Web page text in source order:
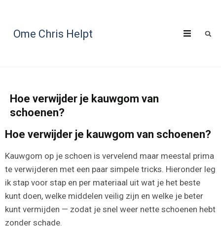
Ome Chris Helpt
Hoe verwijder je kauwgom van
schoenen?
Hoe verwijder je kauwgom van schoenen?
Kauwgom op je schoen is vervelend maar meestal prima
te verwijderen met een paar simpele tricks. Hieronder leg
ik stap voor stap en per materiaal uit wat je het beste
kunt doen, welke middelen veilig zijn en welke je beter
kunt vermijden — zodat je snel weer nette schoenen hebt
zonder schade.